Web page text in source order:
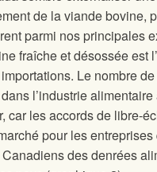
de la viande bovine,
parmi nos principales
fraîche et désossée est
Le nombre
l’industrie
car les accords de libre-
pour les
des denrées